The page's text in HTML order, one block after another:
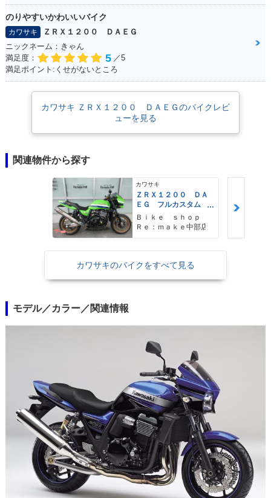
のりやすいかわいいバイク
カワサキ
ＺＲＸ１２００ ＤＡＥＧ
ニックネーム：きゃん
満足度：
5 ／5
満足ポイント:くせがないところ
カワサキ ＺＲＸ１２００ ＤＡＥＧのバイクレビ
ューを見る
関連物件から探す
カワサキ
ＺＲＸ１２００ ＤＡ
ＥＧ フルカスタム
ファイナルエディショ
ン 前後オーリンズサ
ス スイングアーム
Ｂｉｋｅ ｓｈｏｐ
Ｒｅ：ｍａｋｅ中部店
カワサキのバイクをすべて見る
モデル／カラー／関連情報